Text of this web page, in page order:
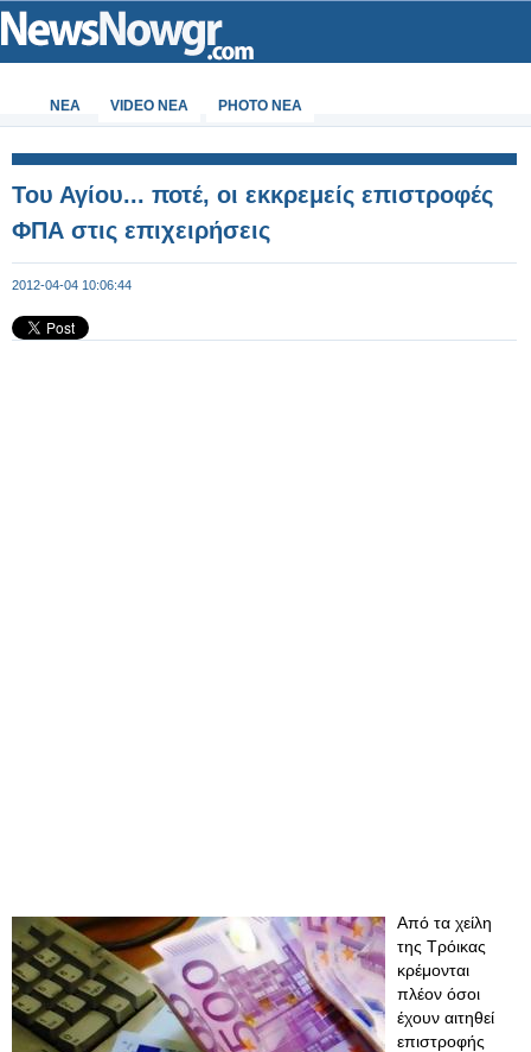
ΝΕΑ VIDEO NEA PHOTO NEA
Του Αγίου... ποτέ, οι εκκρεμείς επιστροφές
ΦΠΑ στις επιχειρήσεις
2012-04-04 10:06:44
Από τα χείλη
της Τρόικας
κρέμονται
πλέον όσοι
έχουν αιτηθεί
επιστροφής